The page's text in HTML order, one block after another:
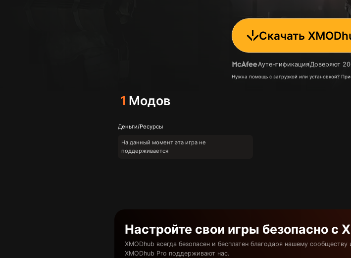
Скачать
Аутентификация Доверяют
Нужна помощь с загрузкой или установкой?
1 Модов
Деньги/Ресурсы
На данный момент эта игра не
поддерживается
Настройте свои игры безопасно с
XMODhub всегда безопасен и бесплатен благодаря нашему
XMODhub Pro поддерживают нас.